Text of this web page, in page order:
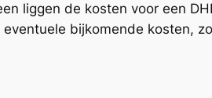
liggen de kosten voor een
bijkomende kosten,